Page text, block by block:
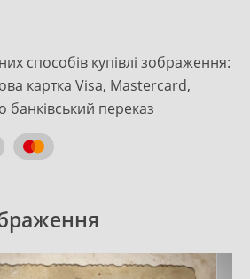
способів купівлі зображення:
картка Visa, Mastercard,
банківський переказ